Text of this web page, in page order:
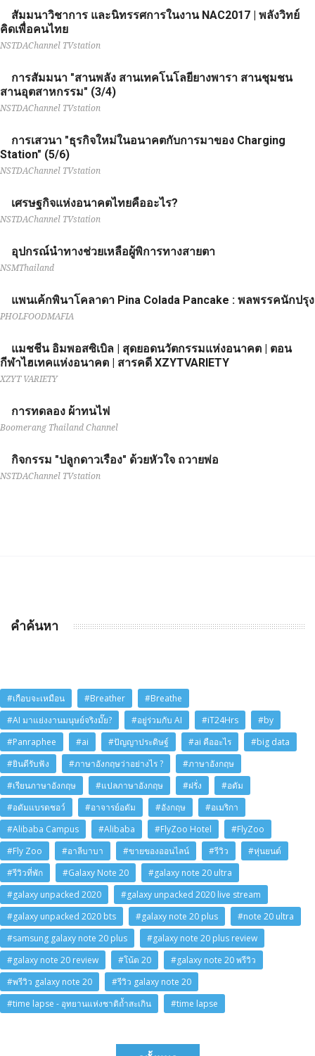
สัมมนาวิชาการ และนิทรรศการในงาน NAC2017 | พลังวิทย์
คิดเพื่อคนไทย
NSTDAChannel TVstation
การสัมมนา "สานพลัง สานเทคโนโลยียางพารา สานชุมชน
สานอุตสาหกรรม" (3/4)
NSTDAChannel TVstation
การเสวนา "ธุรกิจใหม่ในอนาคตกับการมาของ Charging
Station" (5/6)
NSTDAChannel TVstation
เศรษฐกิจแห่งอนาคตไทยคืออะไร?
NSTDAChannel TVstation
อุปกรณ์นำทางช่วยเหลือผู้พิการทางสายตา
NSMThailand
แพนเค้กพินาโคลาดา Pina Colada Pancake : พลพรรคนักปรุง
PHOLFOODMAFIA
แมชชีน อิมพอสซิเบิล | สุดยอดนวัตกรรมแห่งอนาคต | ตอน
กีฬาไฮเทคแห่งอนาคต | สารคดี XZYTVARIETY
XZYT VARIETY
การทดลอง ผ้าทนไฟ
Boomerang Thailand Channel
กิจกรรม "ปลูกดาวเรือง" ด้วยหัวใจ ถวายพ่อ
NSTDAChannel TVstation
คำค้นหา
#เกือบจะเหมือน #Breather
#Breathe
#AI มาแย่งงานมนุษย์จริงมั๊ย?
#อยู่ร่วมกับ AI #iT24Hrs
#by
#Panraphee
#ai #ปัญญาประดิษฐ์ #ai คืออะไร
#big data
#ยินดีรับฟัง
#ภาษาอังกฤษว่าอย่างไร ?
#ภาษาอังกฤษ
#เรียนภาษาอังกฤษ
#แปลภาษาอังกฤษ #ฝรั่ง
#อดัม
#อดัมแบรดชอว์
#อาจารย์อดัม #อังกฤษ
#อเมริกา
#Alibaba Campus
#Alibaba #FlyZoo Hotel
#FlyZoo
#Fly Zoo
#อาลีบาบา #ขายของออนไลน์ #รีวิว
#หุ่นยนต์
#รีวิวที่พัก
#Galaxy Note 20
#galaxy note 20 ultra
#galaxy unpacked 2020
#galaxy unpacked 2020 live stream
#galaxy unpacked 2020 bts
#galaxy note 20 plus
#note 20 ultra
#samsung galaxy note 20 plus
#galaxy note 20 plus review
#galaxy note 20 review
#โน้ต 20
#galaxy note 20 พรีวิว
#พรีวิว galaxy note 20
#รีวิว galaxy note 20
#time lapse - อุทยานแห่งชาติถ้ำสะเกิน
#time lapse